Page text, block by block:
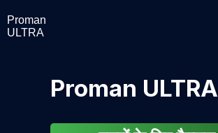
Proman
ULTRA
Proman ULTRA